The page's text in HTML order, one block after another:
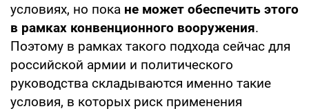
условиях, но пока не может обеспечить этого
в рамках конвенционного вооружения.
Поэтому в рамках такого подхода сейчас для
российской армии и политического
руководства складываются именно такие
условия, в которых риск применения